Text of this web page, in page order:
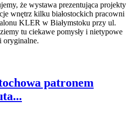
że wystawa prezentująca projekty
wnętrz kilku białostockich pracowni
KLER w Białymstoku przy ul.
tu ciekawe pomysły i nietypowe
oryginalne.
patronem